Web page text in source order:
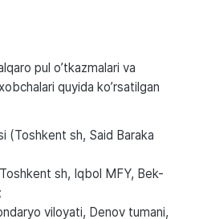
pul o’tkazmalari va
quyida ko’rsatilgan
sh, Said Baraka
sh, Iqbol MFY, Bek-
viloyati, Denov tumani,